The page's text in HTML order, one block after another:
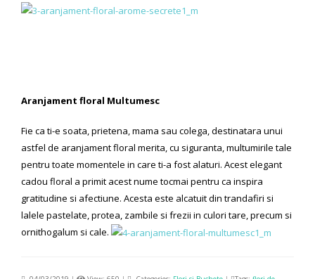
Aranjament floral Multumesc
Fie ca ti-e soata, prietena, mama sau colega, destinatara unui
astfel de aranjament floral merita, cu siguranta, multumirile tale
pentru toate momentele in care ti-a fost alaturi. Acest elegant
cadou floral a primit acest nume tocmai pentru ca inspira
gratitudine si afectiune. Acesta este alcatuit din trandafiri si
lalele pastelate, protea, zambile si frezii in culori tare, precum si
ornithogalum si cale.